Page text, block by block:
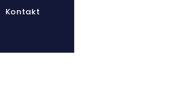
Kontakt